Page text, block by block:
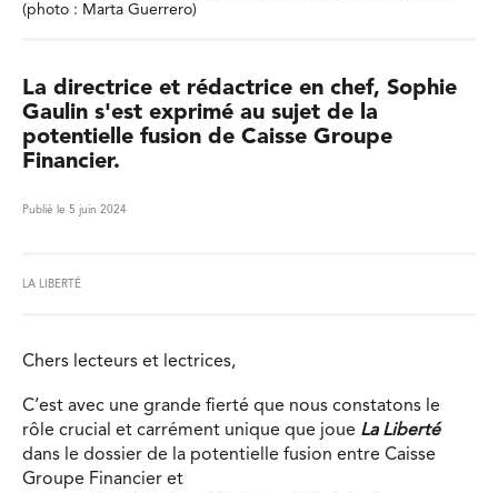
(photo : Marta Guerrero)
La directrice et rédactrice en chef, Sophie
Gaulin s'est exprimé au sujet de la
potentielle fusion de Caisse Groupe
Financier.
Publié le 5 juin 2024
LA LIBERTÉ
Chers lecteurs et lectrices,
C’est avec une grande fierté que nous constatons le
rôle crucial et carrément unique que joue La Liberté
dans le dossier de la potentielle fusion entre Caisse
Groupe Financier et